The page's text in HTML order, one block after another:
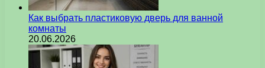
Как выбрать пластиковую дверь для ванной
комнаты
20.06.2026